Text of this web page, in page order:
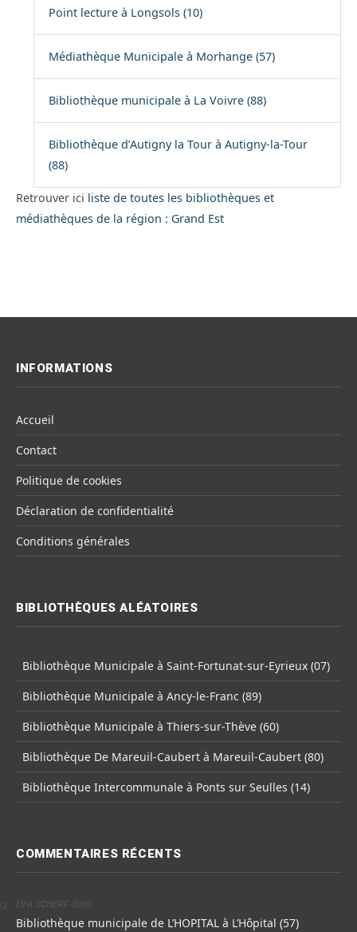
Point lecture à Longsols (10)
Médiathèque Municipale à Morhange (57)
Bibliothèque municipale à La Voivre (88)
Bibliothèque d’Autigny la Tour à Autigny-la-Tour
(88)
Retrouver ici liste de toutes les bibliothèques et
médiathèques de la région : Grand Est
INFORMATIONS
Accueil
Contact
Politique de cookies
Déclaration de confidentialité
Conditions générales
BIBLIOTHÈQUES ALÉATOIRES
Bibliothèque Municipale à Saint-Fortunat-sur-Eyrieux (07)
Bibliothèque Municipale à Ancy-le-Franc (89)
Bibliothèque Municipale à Thiers-sur-Thève (60)
Bibliothèque De Mareuil-Caubert à Mareuil-Caubert (80)
Bibliothèque Intercommunale à Ponts sur Seulles (14)
COMMENTAIRES RÉCENTS
EVA SCHERF dans
Bibliothèque municipale de L’HOPITAL à L’Hôpital (57)